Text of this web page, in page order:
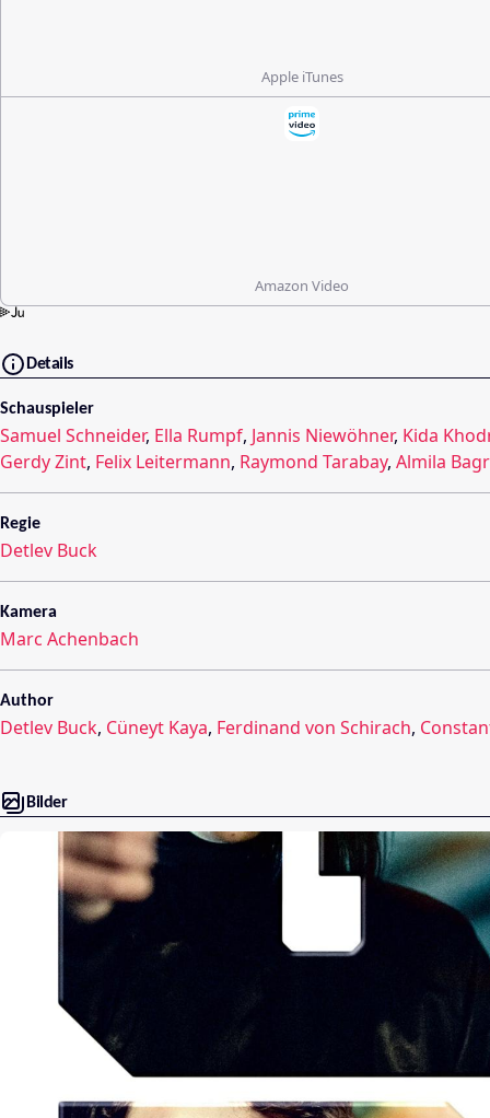
Apple iTunes
Amazon Video
Details
Schauspieler
Samuel Schneider, Ella Rumpf, Jannis Niewöhner, Kida
Gerdy Zint, Felix Leitermann, Raymond Tarabay, Almila
Regie
Detlev Buck
Kamera
Marc Achenbach
Author
Detlev Buck, Cüneyt Kaya, Ferdinand von Schirach,
Bilder